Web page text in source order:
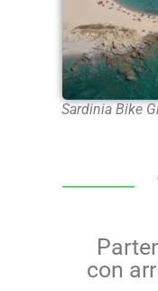
Sardinia Bike
con